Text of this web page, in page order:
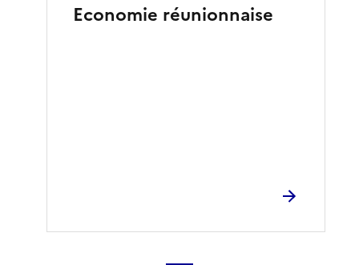
Economie réunionnaise